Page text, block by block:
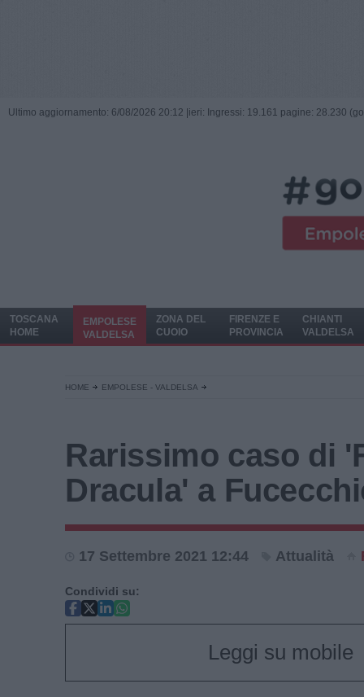
Ultimo aggiornamento: 6/08/2026 20:12 | ieri: Ingressi: 19.161 pagine: 28.230
TOSCANA
HOME
EMPOLESE
VALDELSA
ZONA DEL
CUOIO
FIRENZE E
PROVINCIA
CHIANTI
VALDELSA
HOME EMPOLESE - VALDELSA
Rarissimo caso di
Dracula' a
17 Settembre 2021 12:44 Attualità
Condividi su:
Leggi su mobile